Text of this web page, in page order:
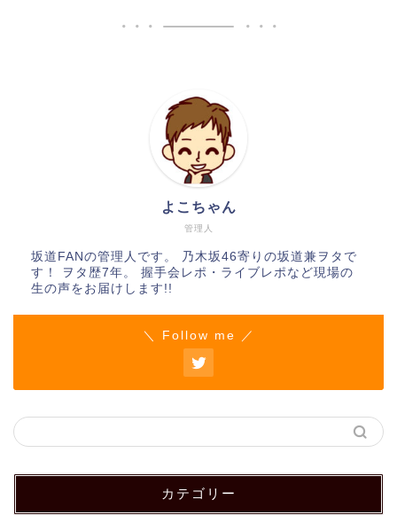
管理人
よこちゃん
坂道FANの管理人です。 乃木坂46寄りの坂道兼ヲタで
す！ ヲタ歴7年。 握手会レポ・ライブレポなど現場の
生の声をお届けします!!
＼ Follow me ／
カテゴリー